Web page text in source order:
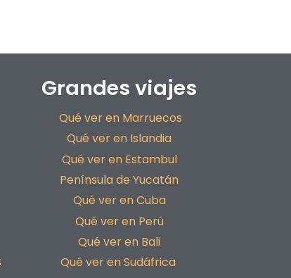
Grandes viajes
Qué ver en Marruecos
Qué ver en Islandia
Qué ver en Estambul
Península de Yucatán
Qué ver en Cuba
Qué ver en Perú
Qué ver en Bali
Qué ver en Sudáfrica